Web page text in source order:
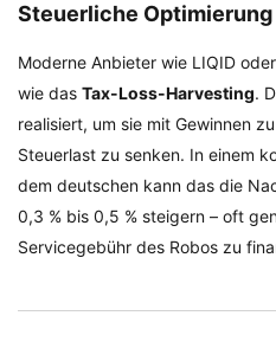
Steuerliche Optimierung
Moderne Anbieter wie LIQID
wie das Tax-Loss-Harvesting.
realisiert, um sie mit Gewinnen
Steuerlast zu senken. In einem
dem deutschen kann das die
0,3 % bis 0,5 % steigern – oft
Servicegebühr des Robos zu